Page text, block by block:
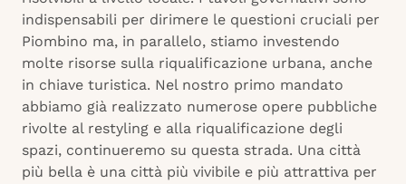
indispensabili per dirimere le questioni cruciali per
Piombino ma, in parallelo, stiamo investendo
molte risorse sulla riqualificazione urbana, anche
in chiave turistica. Nel nostro primo mandato
abbiamo già realizzato numerose opere pubbliche
rivolte al restyling e alla riqualificazione degli
spazi, continueremo su questa strada. Una città
più bella è una città più vivibile e più attrattiva per